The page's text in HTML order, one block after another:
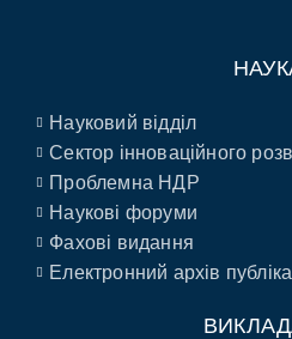
Науковий відділ
Сектор інноваційного
Проблемна НДР
Наукові форуми
Фахові видання
Електронний архів